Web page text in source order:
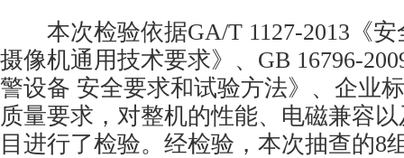
本次检验依据GA/T 1127-2013《安
摄像机通用技术要求》、GB 16796-
警设备 安全要求和试验方法》、企业
质量要求，对整机的性能、电磁兼容
目进行了检验。经检验，本次抽查的8